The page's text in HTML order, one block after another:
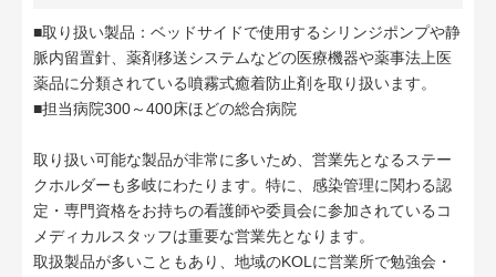
■取り扱い製品：ベッドサイドで使用するシリンジポンプや静
脈内留置針、薬剤移送システムなどの医療機器や薬事法上医
薬品に分類されている噴霧式癒着防止剤を取り扱います。
■担当病院300～400床ほどの総合病院
取り扱い可能な製品が非常に多いため、営業先となるステー
クホルダーも多岐にわたります。特に、感染管理に関わる認
定・専門資格をお持ちの看護師や委員会に参加されているコ
メディカルスタッフは重要な営業先となります。
取扱製品が多いこともあり、地域のKOLに営業所で勉強会・